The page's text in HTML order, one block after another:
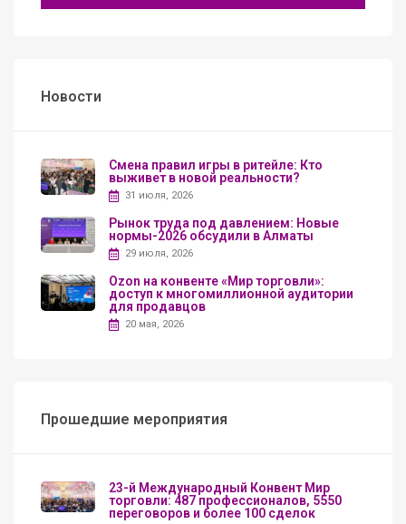
Новости
Смена правил игры в ритейле: Кто
выживет в новой реальности?
31 июля, 2026
Рынок труда под давлением: Новые
нормы-2026 обсудили в Алматы
29 июля, 2026
Ozon на конвенте «Мир торговли»:
доступ к многомиллионной аудитории
для продавцов
20 мая, 2026
Прошедшие мероприятия
23-й Международный Конвент Мир
торговли: 487 профессионалов, 5550
переговоров и более 100 сделок